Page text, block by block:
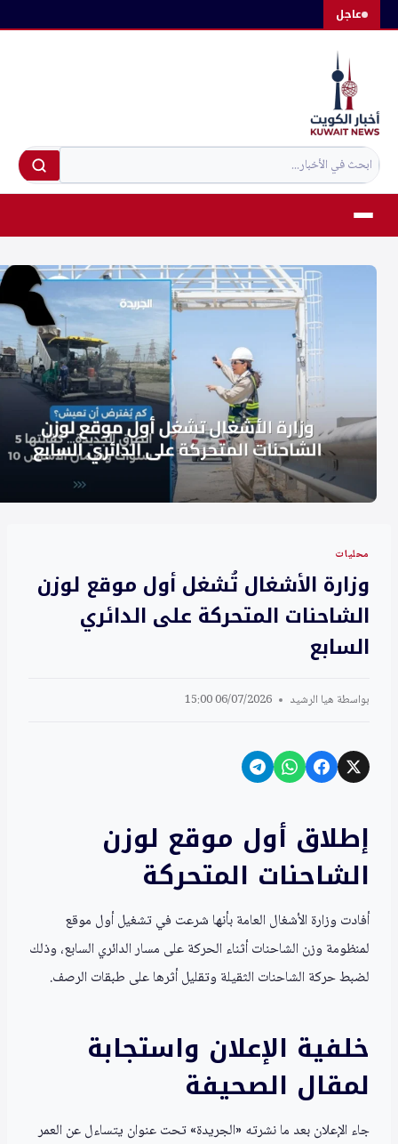
عاجلالتجاوز
محليات
وزارة الأشغال تُشغل أول موقع لوزن
الشاحنات المتحركة على الدائري
السابع
بواسطة هيا الرشيد 06/07/2026 15:00
إطلاق أول موقع لوزن
الشاحنات المتحركة
أفادت وزارة الأشغال العامة بأنها شرعت في تشغيل أول موقع
لمنظومة وزن الشاحنات أثناء الحركة على مسار الدائري السابع، وذلك
لضبط حركة الشاحنات الثقيلة وتقليل أثرها على طبقات الرصف.
خلفية الإعلان واستجابة
لمقال الصحيفة
جاء الإعلان بعد ما نشرته «الجريدة» تحت عنوان يتساءل عن العمر